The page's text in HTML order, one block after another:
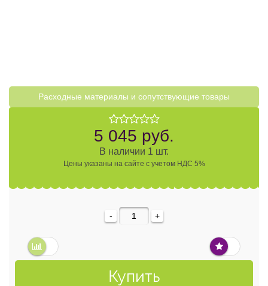
Расходные материалы и cопутствующие товары
5 045 руб.
В наличии 1 шт.
Цены указаны на сайте с учетом НДС 5%
- +
Купить